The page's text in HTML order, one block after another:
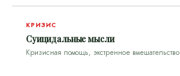
КРИЗИС
Суицидальные мысли
Кризисная помощь, экстренное вмешательство